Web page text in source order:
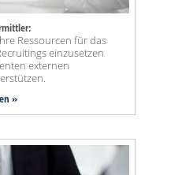
Ressourcen für das
einzusetzen
externen
»